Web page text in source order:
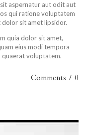
aspernatur aut odit aut
qui ratione voluptatem
dolor sit amet lipsidor.
quia dolor sit amet,
eius modi tempora
quaerat voluptatem.
Comments / 0